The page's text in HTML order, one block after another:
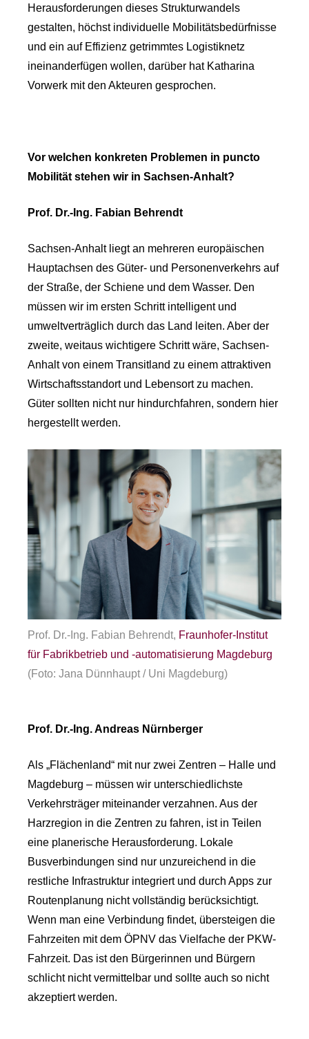
Herausforderungen dieses Strukturwandels
gestalten, höchst individuelle Mobilitätsbedürfnisse
und ein auf Effizienz getrimmtes Logistiknetz
ineinanderfügen wollen, darüber hat Katharina
Vorwerk mit den Akteuren gesprochen.
Vor welchen konkreten Problemen in puncto
Mobilität stehen wir in Sachsen-Anhalt?
Prof. Dr.-Ing. Fabian Behrendt
Sachsen-Anhalt liegt an mehreren europäischen
Hauptachsen des Güter- und Personenverkehrs auf
der Straße, der Schiene und dem Wasser. Den
müssen wir im ersten Schritt intelligent und
umweltverträglich durch das Land leiten. Aber der
zweite, weitaus wichtigere Schritt wäre, Sachsen-
Anhalt von einem Transitland zu einem attraktiven
Wirtschaftsstandort und Lebensort zu machen.
Güter sollten nicht nur hindurchfahren, sondern hier
hergestellt werden.
Prof. Dr.-Ing. Fabian Behrendt, Fraunhofer-Institut
für Fabrikbetrieb und -automatisierung Magdeburg
(Foto: Jana Dünnhaupt / Uni Magdeburg)
Prof. Dr.-Ing. Andreas Nürnberger
Als „Flächenland“ mit nur zwei Zentren – Halle und
Magdeburg – müssen wir unterschiedlichste
Verkehrsträger miteinander verzahnen. Aus der
Harzregion in die Zentren zu fahren, ist in Teilen
eine planerische Herausforderung. Lokale
Busverbindungen sind nur unzureichend in die
restliche Infrastruktur integriert und durch Apps zur
Routenplanung nicht vollständig berücksichtigt.
Wenn man eine Verbindung findet, übersteigen die
Fahrzeiten mit dem ÖPNV das Vielfache der PKW-
Fahrzeit. Das ist den Bürgerinnen und Bürgern
schlicht nicht vermittelbar und sollte auch so nicht
akzeptiert werden.